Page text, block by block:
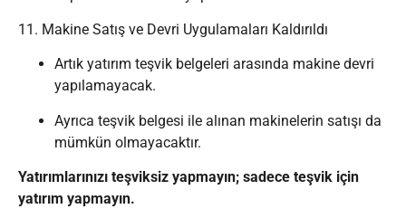
11. Makine Satış ve Devri Uygulamaları Kaldırıldı
Artık yatırım teşvik belgeleri arasında makine devri
yapılamayacak.
Ayrıca teşvik belgesi ile alınan makinelerin satışı da
mümkün olmayacaktır.
Yatırımlarınızı teşviksiz yapmayın; sadece teşvik için
yatırım yapmayın.